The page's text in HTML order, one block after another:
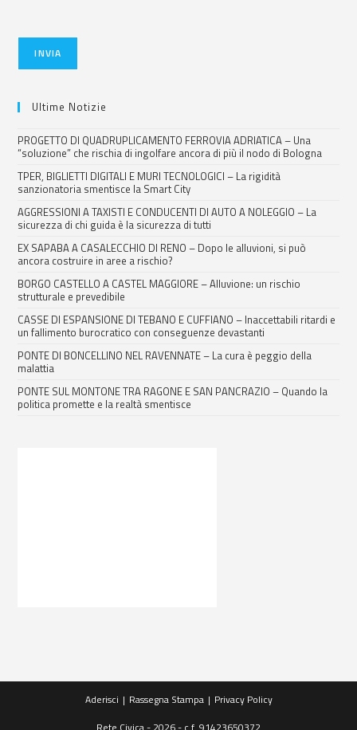
INVIA
Ultime Notizie
PROGETTO DI QUADRUPLICAMENTO FERROVIA ADRIATICA – Una
“soluzione” che rischia di ingolfare ancora di più il nodo di Bologna
TPER, BIGLIETTI DIGITALI E MURI TECNOLOGICI – La rigidità
sanzionatoria smentisce la Smart City
AGGRESSIONI A TAXISTI E CONDUCENTI DI AUTO A NOLEGGIO – La
sicurezza di chi guida è la sicurezza di tutti
EX SAPABA A CASALECCHIO DI RENO – Dopo le alluvioni, si può
ancora costruire in aree a rischio?
BORGO CASTELLO A CASTEL MAGGIORE – Alluvione: un rischio
strutturale e prevedibile
CASSE DI ESPANSIONE DI TEBANO E CUFFIANO – Inaccettabili ritardi e
un fallimento burocratico con conseguenze devastanti
PONTE DI BONCELLINO NEL RAVENNATE – La cura è peggio della
malattia
PONTE SUL MONTONE TRA RAGONE E SAN PANCRAZIO – Quando la
politica promette e la realtà smentisce
Aderisci Rassegna Stampa
Privacy Policy